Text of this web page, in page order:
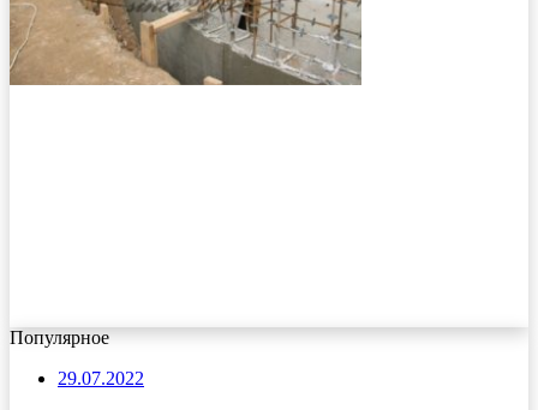
Популярное
29.07.2022